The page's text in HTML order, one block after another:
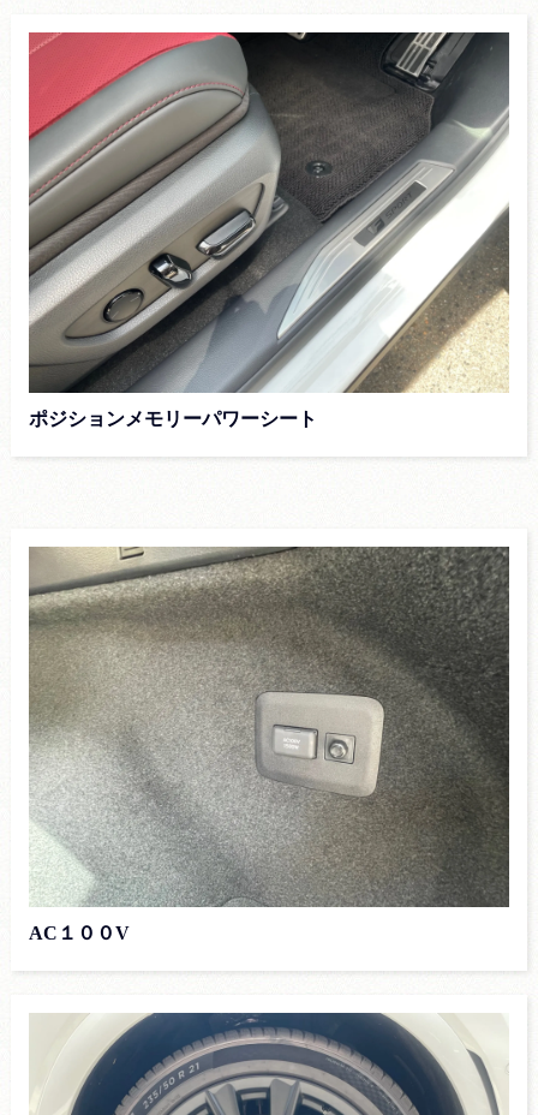
ポジションメモリーパワーシート
AC１００V